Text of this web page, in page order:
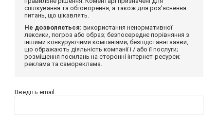
спілкування та обговорення, а також для роз'яснення
питань, що цікавлять.
Не дозволяється: використання ненормативної
лексики, погроз або образ; безпосереднє порівняння з
іншими конкуруючими компаніями; безпідставні заяви,
що ображають діяльність компанії і / або її послуги;
розміщення посилань на сторонні інтернет-ресурси;
реклама та самореклама.
Введіть email: